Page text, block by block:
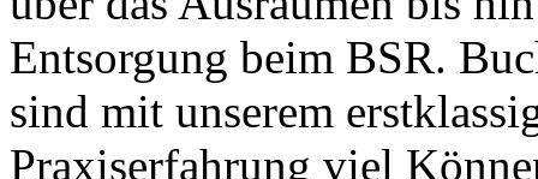
Entsorgung beim BSR.
sind mit unserem
Praxiserfahrung viel